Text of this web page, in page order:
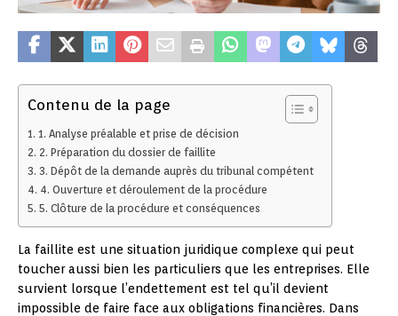
Contenu de la page
1. Analyse préalable et prise de décision
2. Préparation du dossier de faillite
3. Dépôt de la demande auprès du tribunal compétent
4. Ouverture et déroulement de la procédure
5. Clôture de la procédure et conséquences
La faillite est une situation juridique complexe qui peut
toucher aussi bien les particuliers que les entreprises. Elle
survient lorsque l’endettement est tel qu’il devient
impossible de faire face aux obligations financières. Dans